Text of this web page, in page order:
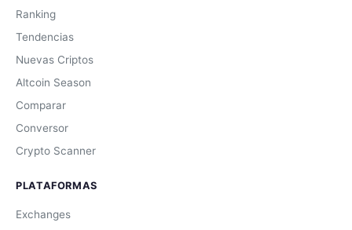
Ranking
Tendencias
Nuevas Criptos
Altcoin Season
Comparar
Conversor
Crypto Scanner
PLATAFORMAS
Exchanges